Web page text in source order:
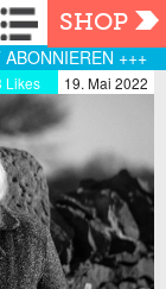
Navigation
SHOP
+++
19. Mai 2022
Likes